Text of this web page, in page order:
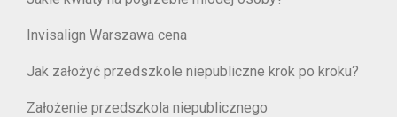
Invisalign Warszawa cena
Jak założyć przedszkole niepubliczne krok po kroku?
Założenie przedszkola niepublicznego